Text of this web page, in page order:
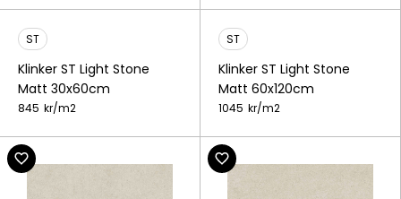
ST
Klinker ST Light Stone
Matt 30x60cm
845 kr/m2
ST
Klinker ST Light Stone
Matt 60x120cm
1045 kr/m2